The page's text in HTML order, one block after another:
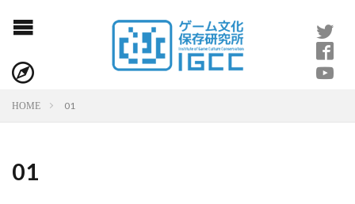
HOME 01
01